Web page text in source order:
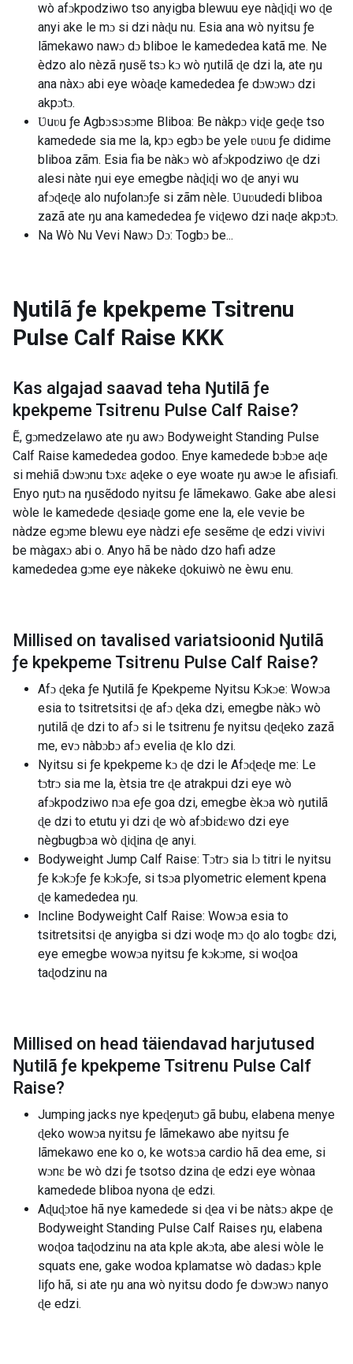
wò afɔkpodziwo tso anyigba blewuu eye nàɖiɖi wo ɖe
anyi ake le mɔ si dzi nàɖu nu. Esia ana wò nyitsu ƒe
lãmekawo nawɔ dɔ bliboe le kamededea katã me. Ne
èdzo alo nèzã ŋusẽ tsɔ kɔ wò ŋutilã ɖe dzi la, ate ŋu
ana nàxɔ abi eye wòaɖe kamededea ƒe dɔwɔwɔ dzi
akpɔtɔ.
Ʋuʋu ƒe Agbɔsɔsɔme Bliboa: Be nàkpɔ viɖe geɖe tso
kamedede sia me la, kpɔ egbɔ be yele ʋuʋu ƒe didime
bliboa zãm. Esia fia be nàkɔ wò afɔkpodziwo ɖe dzi
alesi nàte ŋui eye emegbe nàɖiɖi wo ɖe anyi wu
afɔɖeɖe alo nuƒolanɔƒe si zãm nèle. Ʋuʋudedi bliboa
zazã ate ŋu ana kamededea ƒe viɖewo dzi naɖe akpɔtɔ.
Na Wò Nu Vevi Nawɔ Dɔ: Togbɔ be...
Ŋutilã ƒe kpekpeme Tsitrenu
Pulse Calf Raise KKK
Kas algajad saavad teha Ŋutilã ƒe
kpekpeme Tsitrenu Pulse Calf Raise?
Ẽ, gɔmedzelawo ate ŋu awɔ Bodyweight Standing Pulse
Calf Raise kamededea godoo. Enye kamedede bɔbɔe aɖe
si mehiã dɔwɔnu tɔxɛ aɖeke o eye woate ŋu awɔe le afisiafi.
Enyo ŋutɔ na ŋusẽdodo nyitsu ƒe lãmekawo. Gake abe alesi
wòle le kamedede ɖesiaɖe gome ene la, ele vevie be
nàdze egɔme blewu eye nàdzi eƒe sesẽme ɖe edzi vivivi
be màgaxɔ abi o. Anyo hã be nàdo dzo hafi adze
kamededea gɔme eye nàkeke ɖokuiwò ne èwu enu.
Millised on tavalised variatsioonid Ŋutilã
ƒe kpekpeme Tsitrenu Pulse Calf Raise?
Afɔ ɖeka ƒe Ŋutilã ƒe Kpekpeme Nyitsu Kɔkɔe: Wowɔa
esia to tsitretsitsi ɖe afɔ ɖeka dzi, emegbe nàkɔ wò
ŋutilã ɖe dzi to afɔ si le tsitrenu ƒe nyitsu ɖeɖeko zazã
me, evɔ nàbɔbɔ afɔ evelia ɖe klo dzi.
Nyitsu si ƒe kpekpeme kɔ ɖe dzi le Afɔɖeɖe me: Le
tɔtrɔ sia me la, ètsia tre ɖe atrakpui dzi eye wò
afɔkpodziwo nɔa eƒe goa dzi, emegbe èkɔa wò ŋutilã
ɖe dzi to etutu yi dzi ɖe wò afɔbidɛwo dzi eye
nègbugbɔa wò ɖiɖina ɖe anyi.
Bodyweight Jump Calf Raise: Tɔtrɔ sia lɔ titri le nyitsu
ƒe kɔkɔƒe ƒe kɔkɔƒe, si tsɔa plyometric element kpena
ɖe kamededea ŋu.
Incline Bodyweight Calf Raise: Wowɔa esia to
tsitretsitsi ɖe anyigba si dzi woɖe mɔ ɖo alo togbɛ dzi,
eye emegbe wowɔa nyitsu ƒe kɔkɔme, si woɖoa
taɖodzinu na
Millised on head täiendavad harjutused
Ŋutilã ƒe kpekpeme Tsitrenu Pulse Calf
Raise?
Jumping jacks nye kpeɖeŋutɔ gã bubu, elabena menye
ɖeko wowɔa nyitsu ƒe lãmekawo abe nyitsu ƒe
lãmekawo ene ko o, ke wotsɔa cardio hã dea eme, si
wɔnɛ be wò dzi ƒe tsotso dzina ɖe edzi eye wònaa
kamedede bliboa nyona ɖe edzi.
Aɖuɖɔtoe hã nye kamedede si ɖea vi be nàtsɔ akpe ɖe
Bodyweight Standing Pulse Calf Raises ŋu, elabena
woɖoa taɖodzinu na ata kple akɔta, abe alesi wòle le
squats ene, gake wodoa kplamatse wò dadasɔ kple
liƒo hã, si ate ŋu ana wò nyitsu dodo ƒe dɔwɔwɔ nanyo
ɖe edzi.